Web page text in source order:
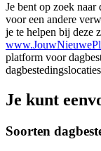
Je bent op zoek
voor een andere
je te helpen bij deze
platform voor
Je kunt
Soorten